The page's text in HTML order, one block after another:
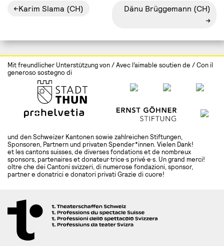
Navigation
l’article
Karim Slama (CH) Dänu Brüggemann (CH)
Mit freundlicher Unterstützung von / Avec l’aimable soutien de / Con il
generoso sostegno di
und den Schweizer Kantonen sowie zahlreichen Stiftungen,
Sponsoren, Partnern und privaten Spender*innen. Vielen Dank!
et les cantons suisses, de diverses fondations et de nombreux
sponsors, partenaires et donateur·trice·s privé·e·s. Un grand merci!
oltre che dei Cantoni svizzeri, di numerose fondazioni, sponsor,
partner e donatrici e donatori privati Grazie di cuore!